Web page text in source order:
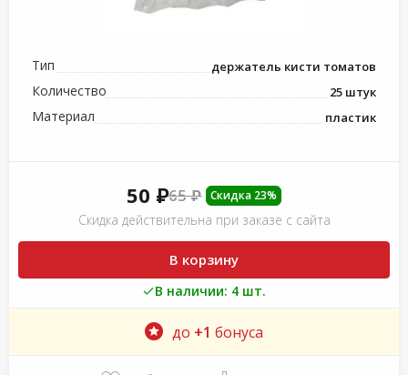
Тип держатель кисти томатов
Количество 25 штук
Материал пластик
50 ₽65 ₽ Скидка 23%
Скидка действительна при заказе с сайта
В корзину
В наличии: 4 шт.
до +1 бонуса